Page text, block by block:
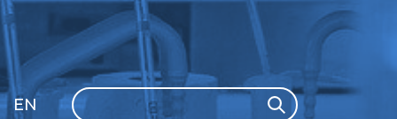
Search Search
EN